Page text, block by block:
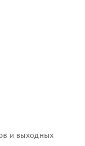
и выходных